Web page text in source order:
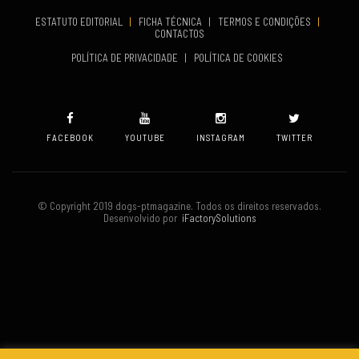
ESTATUTO EDITORIAL | FICHA TÉCNICA | TERMOS E CONDIÇÕES
|
CONTACTOS
POLÍTICA DE PRIVACIDADE
| POLÍTICA DE COOKIES
FACEBOOK YOUTUBE INSTAGRAM TWITTER
© Copyright 2019 dogs-ptmagazine. Todos os direitos reservados.
Desenvolvido poriFactorySolutions